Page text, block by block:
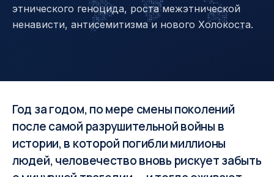
этнического геноцида, роста межэтнической
ненависти, антисемитизма и нового Холокоста.
Год за годом, по мере смены поколений
после самой разрушительной войны в
истории, в которой погибли миллионы
людей, человечество вновь рискует забыть